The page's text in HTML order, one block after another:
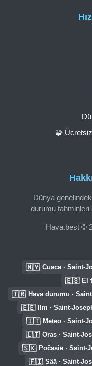
Dünya
durumu tahminleri
Hava.best ©
🧩
🇲🇾 Cuaca · Saint-
🇪🇸 El
🇹🇷 Hava durumu ·
🇪🇪 Ilm · Saint-
🇮🇹 Meteo · Saint-
🇱🇹 Oras · Saint-
🇸🇰 Počasie · Saint-
🇫🇮 Sää · Saint-